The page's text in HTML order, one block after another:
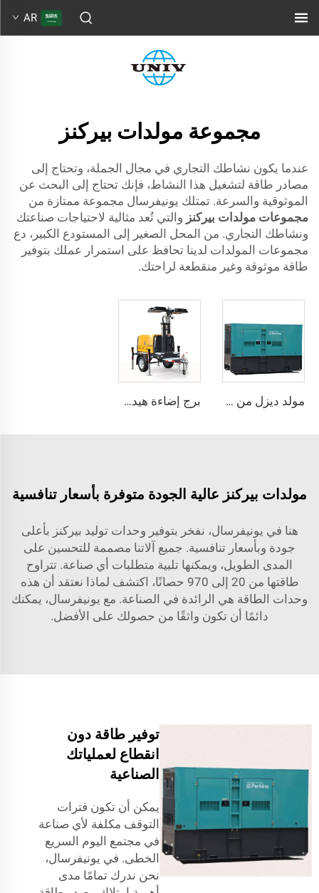
AR
مجموعة مولدات بيركنز
عندما يكون نشاطك التجاري في مجال الجملة، وتحتاج إلى
مصادر طاقة لتشغيل هذا النشاط، فإنك تحتاج إلى البحث عن
الموثوقية والسرعة. تمتلك يونيفرسال مجموعة ممتازة من
مجموعات مولدات بيركنز والتي تُعد مثالية لاحتياجات صناعتك
ونشاطك التجاري. من المحل الصغير إلى المستودع الكبير، دع
مجموعات المولدات لدينا تحافظ على استمرار عملك بتوفير
طاقة موثوقة وغير منقطعة لراحتك.
مولد ديزل من نوع Perkins Super Silent بدون صوت للمستخدمات الصناعية والتجارية برج إضاءة هيدروليكي بمحرك Perkins عالي الجودة مع مولد ديزل للاستخدام في المباني والأحداث الخارجية
مولدات بيركنز عالية الجودة متوفرة بأسعار تنافسية
هنا في يونيفرسال، نفخر بتوفير وحدات توليد بيركنز بأعلى
جودة وبأسعار تنافسية. جميع آلاتنا مصممة للتحسين على
المدى الطويل، ويمكنها تلبية متطلبات أي صناعة. تتراوح
طاقتها من 20 إلى 970 حصانًا، اكتشف لماذا نعتقد أن هذه
وحدات الطاقة هي الرائدة في الصناعة. مع يونيفرسال، يمكنك
دائمًا أن تكون واثقًا من حصولك على الأفضل.
توفير طاقة دون
انقطاع لعملياتك
الصناعية
يمكن أن تكون فترات
التوقف مكلفة لأي صناعة
في مجتمع اليوم السريع
الخطى. في يونيفرسال،
نحن ندرك تمامًا مدى